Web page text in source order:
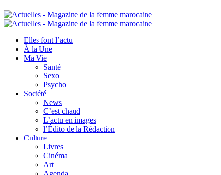
Elles font l’actu
À la Une
Ma Vie
Santé
Sexo
Psycho
Société
News
C’est chaud
L’actu en images
l’Édito de la Rédaction
Culture
Livres
Cinéma
Art
Agenda